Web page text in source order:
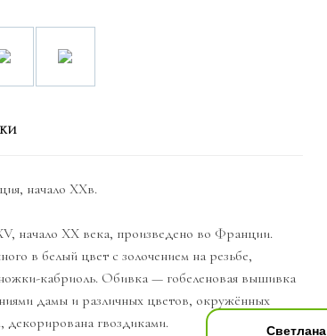
Светлана
начало XXв.
начало XX века, произведено во Франции.
в белый цвет с золочением на резьбе,
кабриоль. Обивка — гобеленовая вышивка
дамы и различных цветов, окружённых
декорирована гвоздиками.